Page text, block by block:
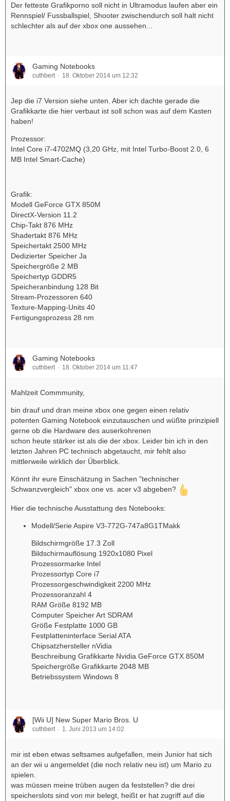
Der fetteste Grafikporno soll nicht in Ultramodus laufen aber ein
Rennspiel/ Fussballspiel, Shooter zwischendurch soll halt nicht
schlechter als auf der xbox one aussehen...
Gaming Notebooks
cuthbert 18. Oktober 2014 um 12:32
Jep die i7 Version siehe unten. Aber ich dachte gerade die
Grafikkarte die hier verbaut ist soll schon was auf dem Kasten
haben!
Prozessor:
Intel Core i7-4702MQ (3,20 GHz, mit Intel Turbo-Boost 2.0, 6
MB Intel Smart-Cache)
Grafik:
Modell GeForce GTX 850M
DirectX-Version 11.2
Chip-Takt 876 MHz
Shadertakt 876 MHz
Speichertakt 2500 MHz
Dedizierter Speicher Ja
Speichergröße 2 MB
Speichertyp GDDR5
Speicheranbindung 128 Bit
Stream-Prozessoren 640
Texture-Mapping-Units 40
Fertigungsprozess 28 nm
Gaming Notebooks
cuthbert 18. Oktober 2014 um 11:47
Mahlzeit Commmunity,
bin drauf und dran meine xbox one gegen einen relativ
potenten Gaming Notebook einzutauschen und wüßte prinzipiell
gerne ob die Hardware des auserkohrenen
schon heute stärker ist als die der xbox. Leider bin ich in den
letzten Jahren PC technisch abgetaucht, mir fehlt also
mittlerweile wirklich der Überblick.
Könnt ihr eure Einschätzung in Sachen "technischer
Schwanzvergleich" xbox one vs. acer v3 abgeben?
Hier die technische Ausstattung des Notebooks:
Modell/Serie Aspire V3-772G-747a8G1TMakk
Bildschirmgröße 17.3 Zoll
Bildschirmauflösung 1920x1080 Pixel
Prozessormarke Intel
Prozessortyp Core i7
Prozessorgeschwindigkeit 2200 MHz
Prozessoranzahl 4
RAM Größe 8192 MB
Computer Speicher Art SDRAM
Größe Festplatte 1000 GB
Festplatteninterface Serial ATA
Chipsatzhersteller nVidia
Beschreibung Grafikkarte Nvidia GeForce GTX 850M
Speichergröße Grafikkarte 2048 MB
Betriebssystem Windows 8
[Wii U] New Super Mario Bros. U
cuthbert 1. Juni 2013 um 14:02
mir ist eben etwas seltsames aufgefallen, mein Junior hat sich
an der wii u angemeldet (die noch relativ neu ist) um Mario zu
spielen.
was müssen meine trüben augen da feststellen? die drei
speicherslots sind von mir belegt, heißt er hat zugriff auf die